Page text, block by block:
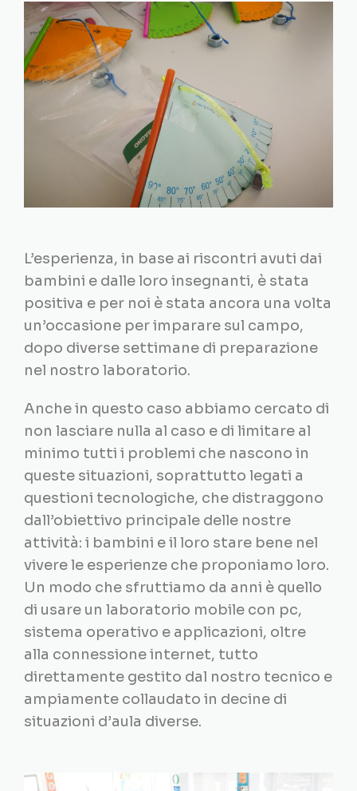
L’esperienza, in base ai riscontri avuti dai
bambini e dalle loro insegnanti, è stata
positiva e per noi è stata ancora una volta
un’occasione per imparare sul campo,
dopo diverse settimane di preparazione
nel nostro laboratorio.
Anche in questo caso abbiamo cercato di
non lasciare nulla al caso e di limitare al
minimo tutti i problemi che nascono in
queste situazioni, soprattutto legati a
questioni tecnologiche, che distraggono
dall’obiettivo principale delle nostre
attività: i bambini e il loro stare bene nel
vivere le esperienze che proponiamo loro.
Un modo che sfruttiamo da anni è quello
di usare un laboratorio mobile con pc,
sistema operativo e applicazioni, oltre
alla connessione internet, tutto
direttamente gestito dal nostro tecnico e
ampiamente collaudato in decine di
situazioni d’aula diverse.